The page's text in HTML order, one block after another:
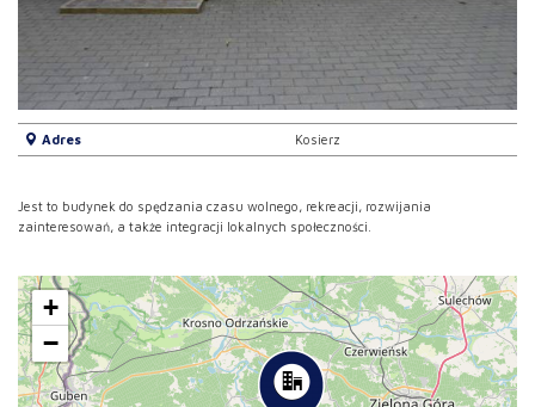
Adres Kosierz
Jest to budynek do spędzania czasu wolnego, rekreacji, rozwijania
zainteresowań, a także integracji lokalnych społeczności.
+
−